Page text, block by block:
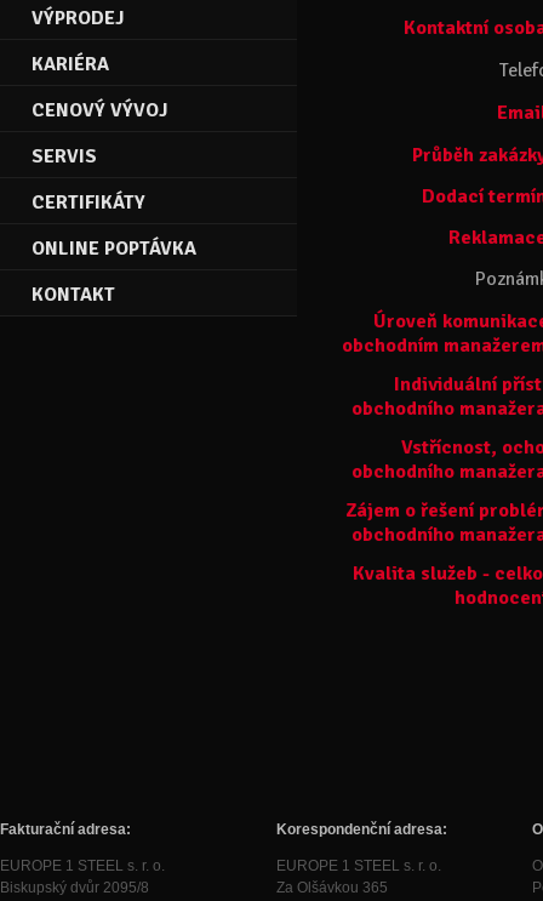
VÝPRODEJ
KARIÉRA
CENOVÝ VÝVOJ
SERVIS
CERTIFIKÁTY
ONLINE POPTÁVKA
KONTAKT
Kontaktní
Průběh
Dodací
Úroveň
obchodním
Individuální
obchodního
Vstřícnost,
obchodního
Zájem o řešení
obchodního
Kvalita služeb -
Fakturační adresa:
EUROPE 1 STEEL s. r. o.
Biskupský dvůr 2095/8
Korespondenční adresa:
EUROPE 1 STEEL s. r. o.
Za Olšávkou 365